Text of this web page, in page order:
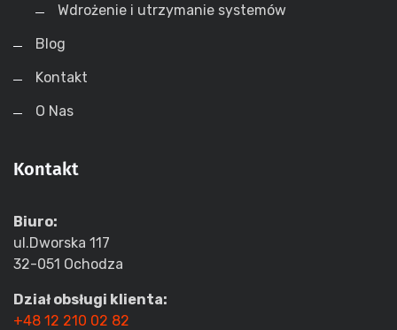
Wdrożenie i utrzymanie systemów
Blog
Kontakt
O Nas
Kontakt
Biuro:
ul.Dworska 117
32-051 Ochodza
Dział obsługi klienta:
+48 12 210 02 82